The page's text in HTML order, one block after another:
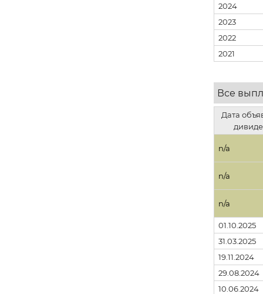
2024
2023
2022
2021
Все
Дата
n/a
n/a
n/a
01.10.2025
31.03.2025
19.11.2024
29.08.2024
10.06.2024